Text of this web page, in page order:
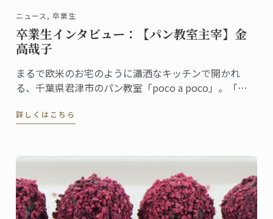
ニュース, 卒業生
卒業生インタビュー：【パン教室主宰】金
高哉子
まるで欧米のお宅のように瀟洒なキッチンで開かれ
る、千葉県君津市のパン教室「poco a poco」。「家
に毎月30人以上が参加するという人気の教室です。
詳しくはこちら